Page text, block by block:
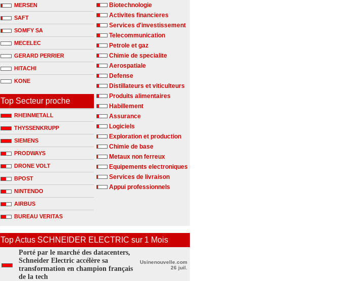
MERSEN
SAFT
SOMFY SA
MECELEC
GERARD PERRIER
HITACHI
KONE
Top Secteur proche
RHEINMETALL
THYSSENKRUPP
SIEMENS
PRODWAYS
DRONE VOLT
BPOST
NINTENDO
AIRBUS
BUREAU VERITAS
Biotechnologie
Activites financieres
Services d'investissement
Telecommunication
Petrole et gaz
Chimie de specialite
Aerospatiale
Defense
Distillateurs et viticulteurs
Produits alimentaires
Habillement
Assurance
Logiciels
Exploration et production
Chimie de base
Metaux non ferreux
Equipements electroniques
Services de livraison
Appui professionnels
Top Actus SCHNEIDER ELECTRIC sur 1 Mois
Porté par le marché des datacenters,
Schneider Electric accélère sa
transformation en champion français
de la tech
Usinenouvelle.com
26 juil.